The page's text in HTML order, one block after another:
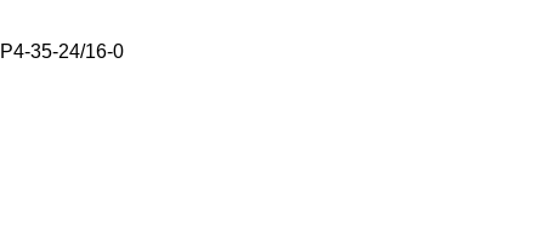
Р4-35-24/16-0